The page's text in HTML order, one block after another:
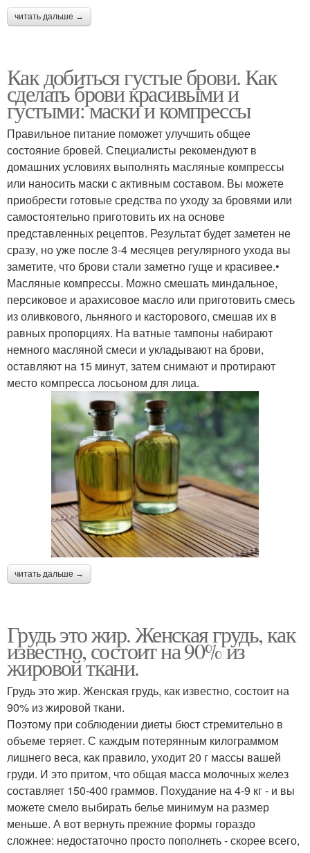
читать дальше →
Как добиться густые брови. Как
сделать брови красивыми и
густыми: маски и компрессы
Правильное питание поможет улучшить общее
состояние бровей. Специалисты рекомендуют в
домашних условиях выполнять масляные компрессы
или наносить маски с активным составом. Вы можете
приобрести готовые средства по уходу за бровями или
самостоятельно приготовить их на основе
представленных рецептов. Результат будет заметен не
сразу, но уже после 3-4 месяцев регулярного ухода вы
заметите, что брови стали заметно гуще и красивее.•
Масляные компрессы. Можно смешать миндальное,
персиковое и арахисовое масло или приготовить смесь
из оливкового, льняного и касторового, смешав их в
равных пропорциях. На ватные тампоны набирают
немного масляной смеси и укладывают на брови,
оставляют на 15 минут, затем снимают и протирают
место компресса лосьоном для лица.
читать дальше →
Грудь это жир. Женская грудь, как
известно, состоит на 90% из
жировой ткани.
Грудь это жир. Женская грудь, как известно, состоит на
90% из жировой ткани.
Поэтому при соблюдении диеты бюст стремительно в
объеме теряет. С каждым потерянным килограммом
лишнего веса, как правило, уходит 20 г массы вашей
груди. И это притом, что общая масса молочных желез
составляет 150-400 граммов. Похудание на 4-9 кг - и вы
можете смело выбирать белье минимум на размер
меньше. А вот вернуть прежние формы гораздо
сложнее: недостаточно просто пополнеть - скорее всего,